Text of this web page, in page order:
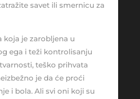
savet ili smernicu za
koja je zarobljena u
ega i teži kontrolisanju
teško prihvata
je da će proći
i bola. Ali svi oni koji su